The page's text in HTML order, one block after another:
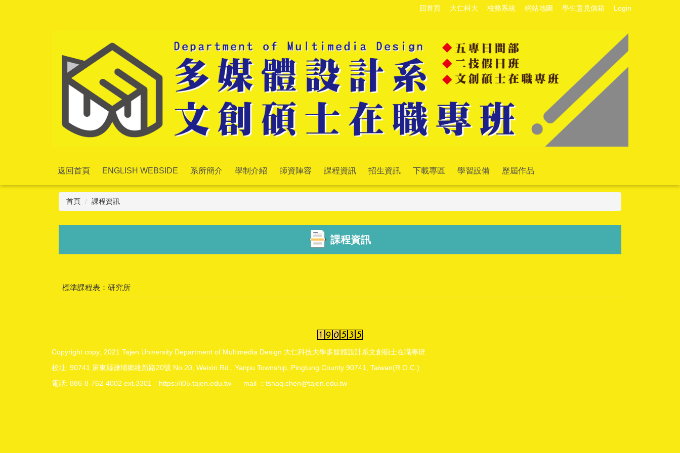
回首頁 大仁科大 校務系統 網站地圖 學生意見信箱 Login
返回首頁 ENGLISH WEBSIDE 系所簡介 學制介紹 師資陣容 課程資訊 招生資訊 下載專區 學習設備 歷屆作品
首頁 課程資訊
課程資訊
標準課程表：研究所
Copyright copy; 2021 Tajen University Department of Multimedia Design 大仁科技大學多媒體設計系文創碩士在職專班
校址: 90741 屏東縣鹽埔鄉維新路20號 No.20, Weixin Rd., Yanpu Township, Pingtung County 90741, Taiwan(R.O.C.)
電話: 886-8-762-4002 ext.3301 https://i05.tajen.edu.tw mail ：tshaq.chen@tajen.edu.tw